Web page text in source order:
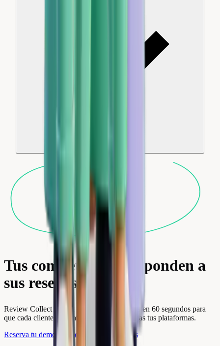
Tus competidores responden a
sus reseñas. ¿Tú no?
Review Collect genera respuestas adaptadas en 60 segundos para
que cada cliente se sienta escuchado, en todas tus plataformas.
Reserva tu demo Ver todas las integraciones